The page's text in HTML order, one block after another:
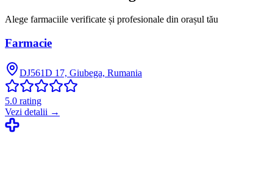
Alege farmaciile verificate și profesionale din orașul tău
Farmacie
DJ561D 17, Giubega, Rumania
5.0 rating
Vezi detalii →